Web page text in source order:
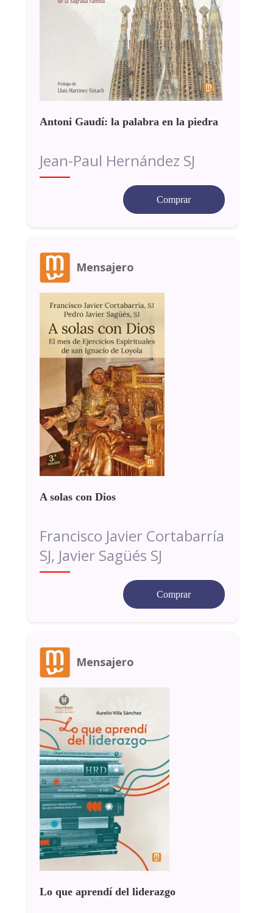
Antoni Gaudí: la palabra en la piedra
Jean-Paul Hernández SJ
Comprar
Mensajero
A solas con Dios
Francisco Javier Cortabarría
SJ, Javier Sagüés SJ
Comprar
Mensajero
Lo que aprendí del liderazgo